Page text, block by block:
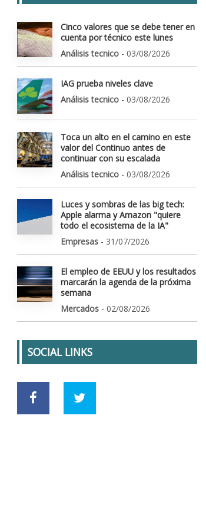
Cinco valores que se debe tener en
cuenta por técnico este lunes
Análisis tecnico - 03/08/2026
IAG prueba niveles clave
Análisis tecnico - 03/08/2026
Toca un alto en el camino en este
valor del Continuo antes de
continuar con su escalada
Análisis tecnico - 03/08/2026
Luces y sombras de las big tech:
Apple alarma y Amazon "quiere
todo el ecosistema de la IA"
Empresas - 31/07/2026
El empleo de EEUU y los resultados
marcarán la agenda de la próxima
semana
Mercados - 02/08/2026
SOCIAL LINKS